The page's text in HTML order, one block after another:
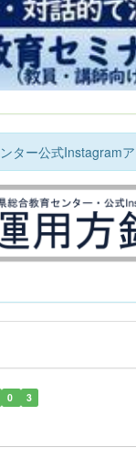
ター公式Instagram
0 3